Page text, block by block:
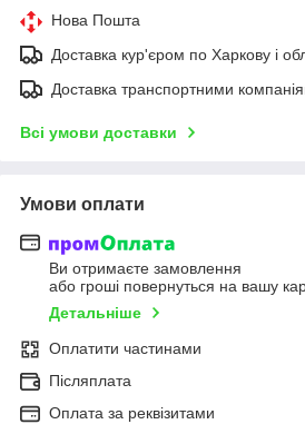
Нова Пошта
Доставка кур'єром по Харкову і
Доставка транспортними
Всі умови доставки
Умови оплати
Ви отримаєте замовлення
або гроші повернуться на вашу
Детальніше
Оплатити частинами
Післяплата
Оплата за реквізитами